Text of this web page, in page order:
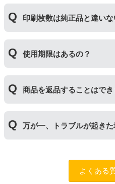
「互換トナー」は純正品
れた商品のため、お求め
ートリッジのことです。
トナーを用紙に写すため
の器にあたる部分になり
トナーとドラムはそれぞ
により使用できなくなっ
しいものに交換してくだ
印刷枚数は純正品と違いな
一部型番は、純正品より
ジナルの【特別増量版】
使用期限はあるの？
サイクルトナー/ドラムに
くことで保証期間が2年に
保証期間の2年以内に使い
商品を返品することはでき
用未開封の場合であって
ご購入前に商品の型番な
ますので、お手数ですが
万が一、トラブルが起き
問合フォーム
ふたつの保証」を
よくある